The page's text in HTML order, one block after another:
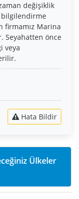
değişiklik
bilgilendirme
firmamız Marina
Seyahatten önce
veya
Hata Bildir